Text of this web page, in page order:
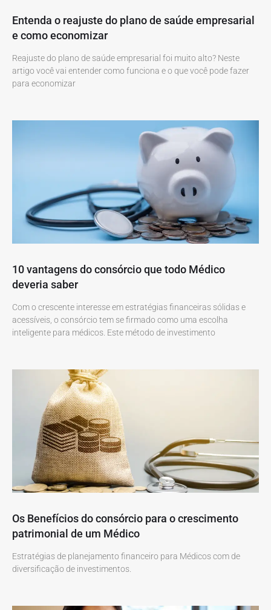
Entenda o reajuste do plano de saúde empresarial
e como economizar
Reajuste do plano de saúde empresarial foi muito alto? Neste
artigo você vai entender como funciona e o que você pode fazer
para economizar
10 vantagens do consórcio que todo Médico
deveria saber
Com o crescente interesse em estratégias financeiras sólidas e
acessíveis, o consórcio tem se firmado como uma escolha
inteligente para médicos. Este método de investimento
Os Benefícios do consórcio para o crescimento
patrimonial de um Médico
Estratégias de planejamento financeiro para Médicos com de
diversificação de investimentos.